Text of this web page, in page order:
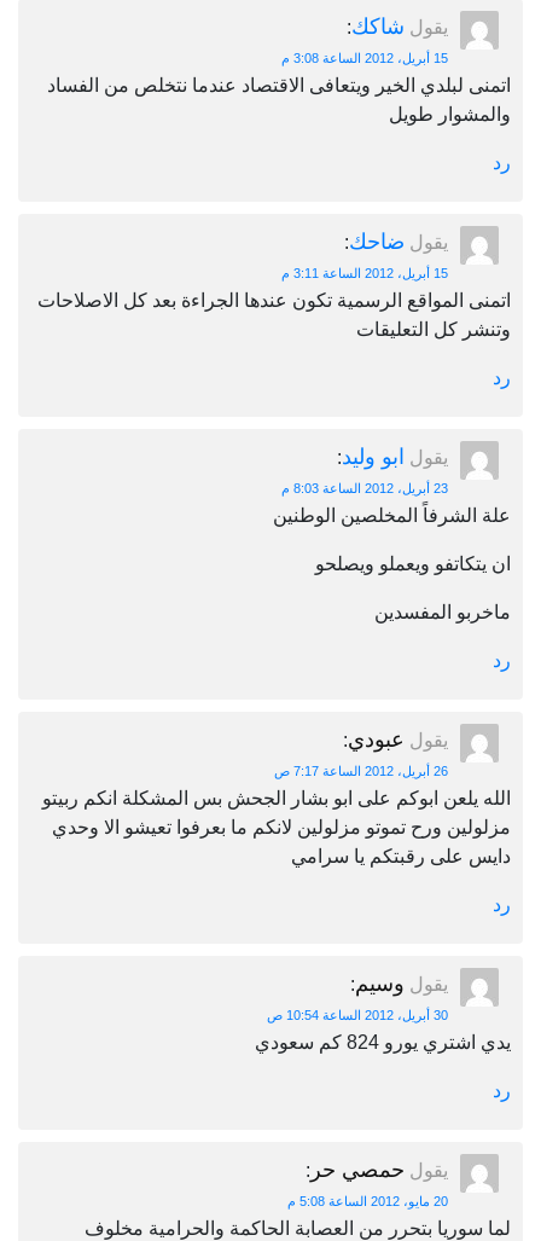
يقول شاكك:
15 أبريل، 2012 الساعة 3:08 م
اتمنى لبلدي الخير ويتعافى الاقتصاد عندما نتخلص من الفساد
والمشوار طويل
رد
يقول ضاحك:
15 أبريل، 2012 الساعة 3:11 م
اتمنى المواقع الرسمية تكون عندها الجراءة بعد كل الاصلاحات
وتنشر كل التعليقات
رد
يقول ابو وليد:
23 أبريل، 2012 الساعة 8:03 م
علة الشرفاً المخلصين الوطنين
ان يتكاتفو ويعملو ويصلحو
ماخربو المفسدين
رد
يقول عبودي:
26 أبريل، 2012 الساعة 7:17 ص
الله يلعن ابوكم على ابو بشار الجحش بس المشكلة انكم ربيتو
مزلولين ورح تموتو مزلولين لانكم ما بعرفوا تعيشو الا وحدي
دايس على رقبتكم يا سرامي
رد
يقول وسيم:
30 أبريل، 2012 الساعة 10:54 ص
يدي اشتري يورو 824 كم سعودي
رد
يقول حمصي حر :
20 مايو، 2012 الساعة 5:08 م
لما سوريا بتحرر من العصابة الحاكمة والحرامية مخلوف